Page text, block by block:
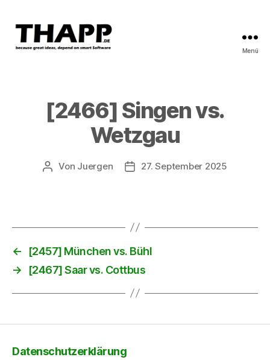
Menü
[2466] Singen vs.
Wetzgau
Beitragsautor
Von Juergen Beitragsdatum
27. September 2025
←
[2457] München vs. Bühl
→
[2467] Saar vs. Cottbus
Datenschutzerklärung